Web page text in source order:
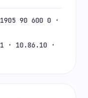
90 600 0 ·
· 10.86.10 ·